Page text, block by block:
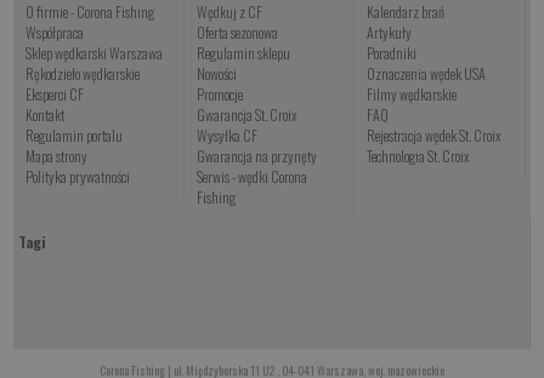
O firmie - Corona Fishing
Współpraca
Sklep wędkarski Warszawa
Rękodzieło wędkarskie
Eksperci CF
Kontakt
Regulamin portalu
Mapa strony
Polityka prywatności
Wędkuj z CF
Oferta sezonowa
Regulamin sklepu
Nowości
Promocje
Gwarancja St. Croix
Wysyłka CF
Gwarancja na przynęty
Serwis - wędki Corona
Fishing
Kalendarz brań
Artykuły
Poradniki
Oznaczenia wędek USA
Filmy wędkarskie
FAQ
Rejestracja wędek St. Croix
Technologia St. Croix
Tagi
Corona Fishing | ul. Międzyborska 11 U2 , 04-041 Warszawa, woj. mazowieckie